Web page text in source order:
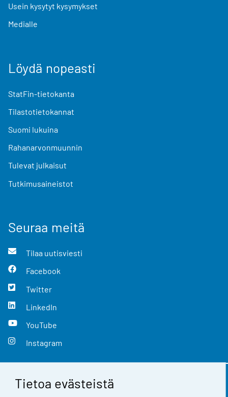
Tietoa evästeistä
Usein kysytyt kysymykset
Medialle
Löydä nopeasti
StatFin-tietokanta
Tilastotietokannat
Suomi lukuina
Rahanarvonmuunnin
Tulevat julkaisut
Tutkimusaineistot
Seuraa meitä
Tilaa uutisviesti
Facebook
Twitter
LinkedIn
YouTube
Instagram
Yhteystiedot